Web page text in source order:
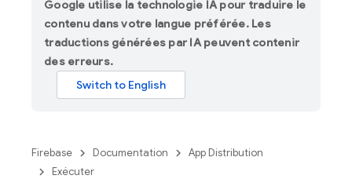
Google utilise la technologie IA pour traduire le
contenu dans votre langue préférée. Les
traductions générées par IA peuvent contenir
des erreurs.
Firebase Documentation
App Distribution
Exécuter